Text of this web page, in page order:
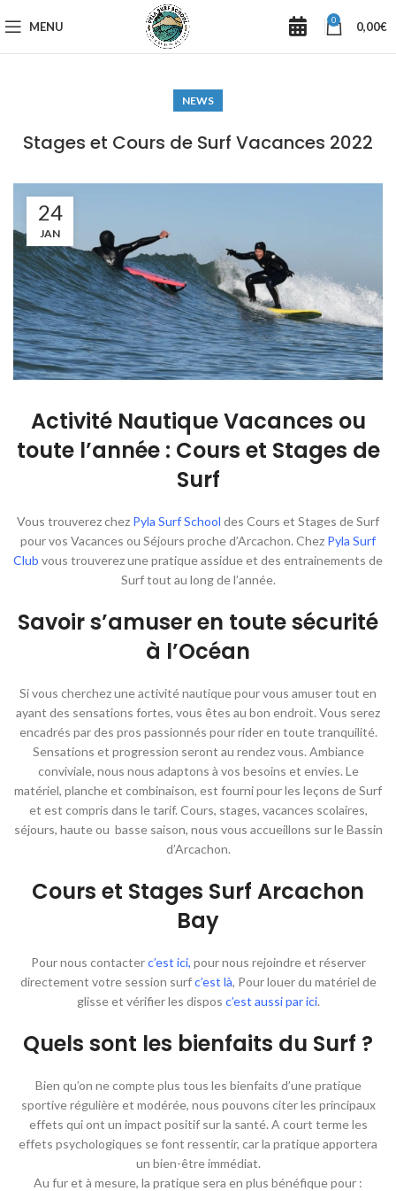
MENU 0 0,00€
NEWS
Stages et Cours de Surf Vacances 2022
24
JAN
Activité Nautique Vacances ou
toute l’année : Cours et Stages de
Surf
Vous trouverez chez Pyla Surf School des Cours et Stages de Surf
pour vos Vacances ou Séjours proche d’Arcachon. Chez Pyla Surf
Club vous trouverez une pratique assidue et des entrainements de
Surf tout au long de l’année.
Savoir s’amuser en toute sécurité
à l’Océan
Si vous cherchez une activité nautique pour vous amuser tout en
ayant des sensations fortes, vous êtes au bon endroit. Vous serez
encadrés par des pros passionnés pour rider en toute tranquilité.
Sensations et progression seront au rendez vous. Ambiance
conviviale, nous nous adaptons à vos besoins et envies. Le
matériel, planche et combinaison, est fourni pour les leçons de Surf
et est compris dans le tarif. Cours, stages, vacances scolaires,
séjours, haute ou basse saison, nous vous accueillons sur le Bassin
d’Arcachon.
Cours et Stages Surf Arcachon
Bay
Pour nous contacterc’est ici, pour nous rejoindre et réserver
directement votre session surfc’est là, Pour louer du matériel de
glisse et vérifier les dispos c’est aussi par ici.
Quels sont les bienfaits du Surf ?
Bien qu’on ne compte plus tous les bienfaits d’une pratique
sportive régulière et modérée, nous pouvons citer les principaux
effets qui ont un impact positif sur la santé. A court terme les
effets psychologiques se font ressentir, car la pratique apportera
un bien-être immédiat.
Au fur et à mesure, la pratique sera en plus bénéfique pour :